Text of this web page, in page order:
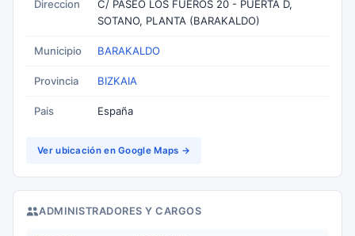
Direccion
C/ PASEO LOS FUEROS 20 - PUERTA D,
SOTANO, PLANTA (BARAKALDO)
Municipio BARAKALDO
Provincia BIZKAIA
Pais España
Ver ubicación en Google Maps →
ADMINISTRADORES Y CARGOS